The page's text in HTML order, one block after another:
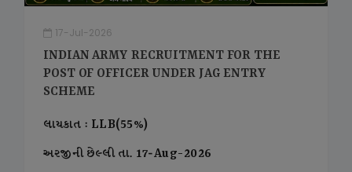
17-Jul-2026
INDIAN ARMY RECRUITMENT FOR THE
POST OF OFFICER UNDER JAG ENTRY
SCHEME
લાયકાત : LLB(55%)
અરજીની છેલ્લી તા. 17-Aug-2026